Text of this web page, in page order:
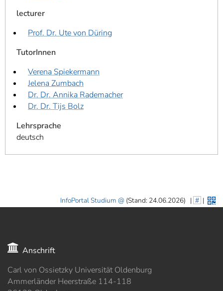
lecturer
Prof. Dr. Ute von Düring
TutorInnen
Verena Spiekermann
Jelena Zumbach
Dr. Dr. Annika Rademacher
Dr. Dr. Tijs Bolz
Lehrsprache
deutsch
InfoPortal Studium (Stand: 24.06.2026) | # |
Anschrift
Carl von Ossietzky Universität Oldenburg
Ammerländer Heerstraße 114-118